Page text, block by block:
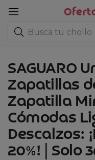
SAGUARO
Zapatillas
Zapatilla
Cómodas
Descalzos:
20%! | Solo